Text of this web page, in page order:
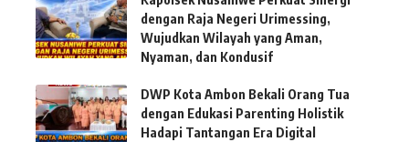
dengan Raja Negeri Urimessing,
Wujudkan Wilayah yang Aman,
Nyaman, dan Kondusif
DWP Kota Ambon Bekali Orang Tua
dengan Edukasi Parenting Holistik
Hadapi Tantangan Era Digital